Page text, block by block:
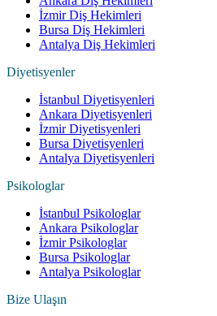
İzmir Diş Hekimleri
Bursa Diş Hekimleri
Antalya Diş Hekimleri
Diyetisyenler
İstanbul Diyetisyenleri
Ankara Diyetisyenleri
İzmir Diyetisyenleri
Bursa Diyetisyenleri
Antalya Diyetisyenleri
Psikologlar
İstanbul Psikologlar
Ankara Psikologlar
İzmir Psikologlar
Bursa Psikologlar
Antalya Psikologlar
Bize Ulaşın